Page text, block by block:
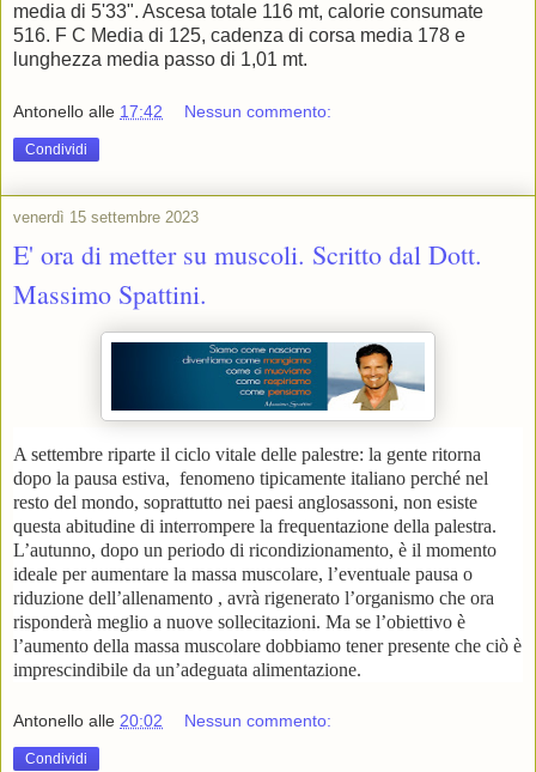
media di 5'33". Ascesa totale 116 mt, calorie consumate
516. F C Media di 125, cadenza di corsa media 178 e
lunghezza media passo di 1,01 mt.
Antonello alle 17:42 Nessun commento:
Condividi
venerdì 15 settembre 2023
E' ora di metter su muscoli. Scritto dal Dott.
Massimo Spattini.
A settembre riparte il ciclo vitale delle palestre: la gente ritorna
dopo la pausa estiva, fenomeno tipicamente italiano perché nel
resto del mondo, soprattutto nei paesi anglosassoni, non esiste
questa abitudine di interrompere la frequentazione della palestra.
L’autunno, dopo un periodo di ricondizionamento, è il momento
ideale per aumentare la massa muscolare, l’eventuale pausa o
riduzione dell’allenamento , avrà rigenerato l’organismo che ora
risponderà meglio a nuove sollecitazioni. Ma se l’obiettivo è
l’aumento della massa muscolare dobbiamo tener presente che ciò è
imprescindibile da un’adeguata alimentazione.
Antonello alle 20:02 Nessun commento:
Condividi